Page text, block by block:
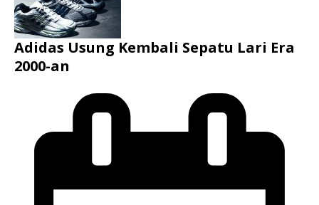
Adidas Usung Kembali Sepatu Lari Era
2000-an